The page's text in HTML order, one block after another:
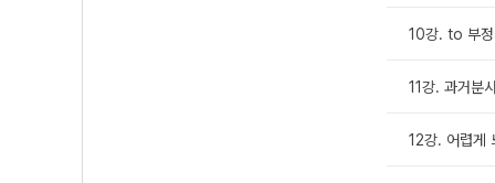
10강. to 부정
11강. 과거분
12강. 어렵게